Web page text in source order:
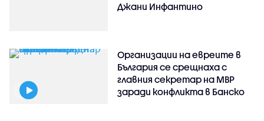
Джани Инфантино
Организации на евреите в
България се срещнаха с
главния секретар на МВР
заради конфликта в Банско